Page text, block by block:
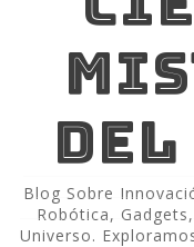
DEL
Blog Sobre
Robótica,
Universo.